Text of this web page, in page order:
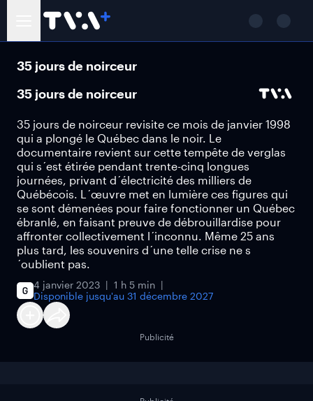
35 jours de noirceur
35 jours de noirceur
35 jours de noirceur revisite ce mois de janvier 1998
qui a plongé le Québec dans le noir. Le
documentaire revient sur cette tempête de verglas
qui s´est étirée pendant trente-cinq longues
journées, privant d´électricité des milliers de
Québécois. L´œuvre met en lumière ces figures qui
se sont démenées pour faire fonctionner un Québec
ébranlé, en faisant preuve de débrouillardise pour
affronter collectivement l´inconnu. Même 25 ans
plus tard, les souvenirs d´une telle crise ne s
´oublient pas.
4 janvier 2023
1 h 5 min
Disponible jusqu'au 31 décembre 2027
Publicité